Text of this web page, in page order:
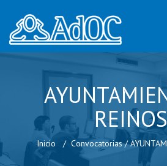
Inicio Convocatorias /